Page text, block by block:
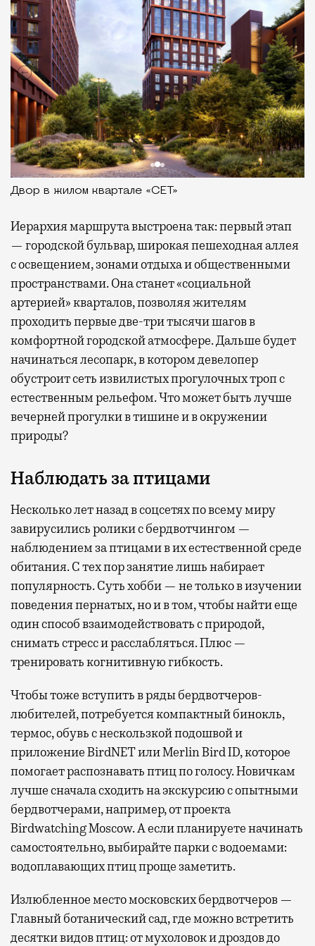
Двор в жилом квартале «СЕТ»
Иерархия маршрута выстроена так: первый этап
— городской бульвар, широкая пешеходная аллея
с освещением, зонами отдыха и общественными
пространствами. Она станет «социальной
артерией» кварталов, позволяя жителям
проходить первые две-три тысячи шагов в
комфортной городской атмосфере. Дальше будет
начинаться лесопарк, в котором девелопер
обустроит сеть извилистых прогулочных троп с
естественным рельефом. Что может быть лучше
вечерней прогулки в тишине и в окружении
природы?
Наблюдать за птицами
Несколько лет назад в соцсетях по всему миру
завирусились ролики с бердвотчингом —
наблюдением за птицами в их естественной среде
обитания. С тех пор занятие лишь набирает
популярность. Суть хобби — не только в изучении
поведения пернатых, но и в том, чтобы найти еще
один способ взаимодействовать с природой,
снимать стресс и расслабляться. Плюс —
тренировать когнитивную гибкость.
Чтобы тоже вступить в ряды бердвотчеров-
любителей, потребуется компактный бинокль,
термос, обувь с нескользкой подошвой и
приложение BirdNET или Merlin Bird ID, которое
помогает распознавать птиц по голосу. Новичкам
лучше сначала сходить на экскурсию с опытными
бердвотчерами, например, от проекта
Birdwatching Moscow. А если планируете начинать
самостоятельно, выбирайте парки с водоемами:
водоплавающих птиц проще заметить.
Излюбленное место московских бердвотчеров —
Главный ботанический сад, где можно встретить
десятки видов птиц: от мухоловок и дроздов до